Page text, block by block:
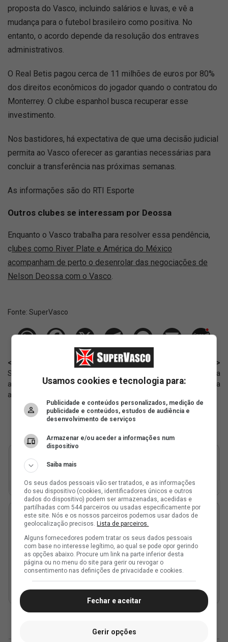
proposta do Vasco, incluindo salários e luvas, e vê a
mudança para o futebol brasileiro como positiva. No
entanto, o acordo depende da resolução dos entraves
administrativos.
O Real Betis pagou cerca de 11 milhões de euros por 80%
dos direitos econômicos do jogador quando o contratou do
Monterrey. O clube espanhol busca recuperar esse
investimento.
Nos bastidores, há expectativa de que uma decisão judicial
permita ao Vasco oferecer as garantias necessárias para
concluir a transferência nas próximas semanas.
As informações são do RTI Esporte
Outros clubes se interessam por Deossa
Enquanto o Vasco trabalha para resolver essa pendência,
clubes como River Plate e América do México
acompanham de perto o desenrolar das negociações de
Nelson Deossa com o Vasco.
Fonte: SuperVasco‎‎‎‎‎‎
< Anterior
SAF: O andamento das atuais
ações para derrubar decisão que
afastou Pedrinho
Próximo >
A expectativa do Vasco pela
chegada de Fernando Seabra
Usamos cookies e tecnologia para:
Publicidade e conteúdos personalizados, medição de
publicidade e conteúdos, estudos de audiência e
desenvolvimento de serviços
Armazenar e/ou aceder a informações num
dispositivo
Saiba mais
Os seus dados pessoais vão ser tratados, e as informações
do seu dispositivo (cookies, identificadores únicos e outros
dados do dispositivo) podem ser armazenadas, acedidas e
partilhadas com 544 parceiros ou usadas especificamente por
este site. Nós e os nossos parceiros podemos usar dados de
geolocalização precisos. Lista de parceiros.
Alguns fornecedores podem tratar os seus dados pessoais
com base no interesse legítimo, ao qual se pode opor gerindo
as opções abaixo. Procure um link na parte inferior desta
página ou no menu do site para gerir ou revogar o
consentimento nas definições de privacidade e cookies.
Fechar e aceitar
Gerir opções